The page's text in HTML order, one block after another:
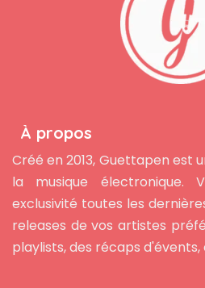
À propos
Créé en 2013, Guettapen est
la musique électronique.
exclusivité toutes les
releases de vos artistes
playlists, des récaps d'évents,